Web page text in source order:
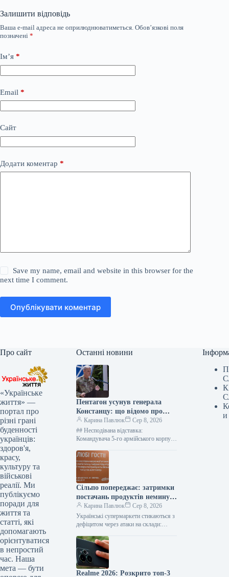
Залишити відповідь
Ваша e-mail адреса не оприлюднюватиметься. Обов’язкові поля
позначені *
Ім’я *
Email *
Сайт
Додати коментар *
Save my name, email and website in this browser for the
next time I comment.
Опублікувати коментар
Про сайт
«Українське
життя» —
портал про
різні грані
буденності
українців:
здоров'я,
красу,
культуру та
військові
реалії. Ми
публікуємо
поради для
життя та
статті, які
допомагають
орієнтуватися
в непростий
час. Наша
мета — бути
Останні новини
Пентагон усунув генерала
Констанцу: що відомо про
рішення щодо військової
допомоги Україні
Карина Павлюк
Сер 8, 2026
## Несподівана відставка:
Командувача 5-го армійського корпусу
виконання обов’язків ### Термінове
звільнення високопосадовця
Міністерство оборони…
Сільпо попереджає: затримки
постачань продуктів неминучі
– що це означає для покупців
Карина Павлюк
Сер 8, 2026
Українські супермаркети стикаються з
дефіцитом через атаки на склади:
покупців Мешканці столиці вже
помічають певні…
Realme 2026: Розкрито топ-3
и